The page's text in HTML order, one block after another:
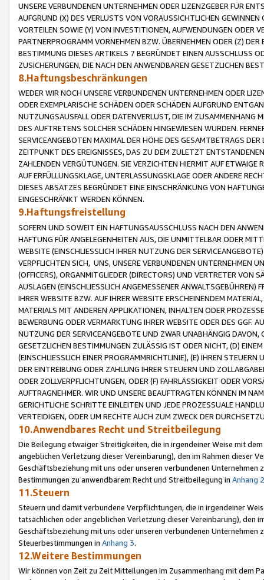
UNSERE VERBUNDENEN UNTERNEHMEN ODER LIZENZGEBER FÜR
AUFGRUND (X) DES VERLUSTS VON VORAUSSICHTLICHEN
VORTEILEN SOWIE (Y) VON INVESTITIONEN, AUFWENDUNGEN ODER
PARTNERPROGRAMM VORNEHMEN BZW. ÜBERNEHMEN ODER (Z)
BESTIMMUNG DIESES ARTIKELS 7 BEGRÜNDET EINEN AUSSCHLUSS
ZUSICHERUNGEN, DIE NACH DEN ANWENDBAREN GESETZLICHEN
8.Haftungsbeschränkungen
WEDER WIR NOCH UNSERE VERBUNDENEN UNTERNEHMEN ODER
ODER EXEMPLARISCHE SCHÄDEN ODER SCHÄDEN AUFGRUND
NUTZUNGSAUSFALL ODER DATENVERLUST, DIE IM ZUSAMMENHANG
DES AUFTRETENS SOLCHER SCHÄDEN HINGEWIESEN WURDEN.
SERVICEANGEBOTEN MAXIMAL DER HÖHE DES GESAMTBETRAGS
ZEITPUNKT DES EREIGNISSES, DAS ZU DEM ZULETZT
ZAHLENDEN VERGÜTUNGEN. SIE VERZICHTEN HIERMIT AUF
AUF ERFÜLLUNGSKLAGE, UNTERLASSUNGSKLAGE ODER ANDERE
DIESES ABSATZES BEGRÜNDET EINE EINSCHRÄNKUNG VON
EINGESCHRÄNKT WERDEN KÖNNEN.
9.Haftungsfreistellung
SOFERN UND SOWEIT EIN HAFTUNGSAUSSCHLUSS NACH DEN
HAFTUNG FÜR ANGELEGENHEITEN AUS, DIE UNMITTELBAR ODER
WEBSITE (EINSCHLIESSLICH IHRER NUTZUNG DER
VERPFLICHTEN SICH, UNS, UNSERE VERBUNDENEN UNTERNEHMEN
(OFFICERS), ORGANMITGLIEDER (DIRECTORS) UND VERTRETER VON
AUSLAGEN (EINSCHLIESSLICH ANGEMESSENER
IHRER WEBSITE BZW. AUF IHRER WEBSITE ERSCHEINENDEM
MATERIALS MIT ANDEREN APPLIKATIONEN, INHALTEN ODER
BEWERBUNG ODER VERMARKTUNG IHRER WEBSITE ODER DES GGF.
NUTZUNG DER SERVICEANGEBOTE UND ZWAR UNABHÄNGIG
GESETZLICHEN BESTIMMUNGEN ZULÄSSIG IST ODER NICHT, (D)
(EINSCHLIESSLICH EINER PROGRAMMRICHTLINIE), (E) IHREN
DER EINTREIBUNG ODER ZAHLUNG IHRER STEUERN UND
ODER ZOLLVERPFLICHTUNGEN, ODER (F) FAHRLÄSSIGKEIT ODER
AUFTRAGNEHMER. WIR UND UNSERE BEAUFTRAGTEN KÖNNEN IM
GERICHTLICHE SCHRITTE EINLEITEN UND JEDE PROZESSUALE
VERTEIDIGEN, ODER UM RECHTE AUCH ZUM ZWECK DER
10.Anwendbares Recht und Streitbeilegung
Die Beilegung etwaiger Streitigkeiten, die in irgendeiner Weise mit
angeblichen Verletzung dieser Vereinbarung), den im Rahmen dieser
Geschäftsbeziehung mit uns oder unseren verbundenen
Bestimmungen zu anwendbarem Recht und Streitbeilegung in Anhang 2
11.Steuern
Steuern und damit verbundene Verpflichtungen, die in irgendeiner
tatsächlichen oder angeblichen Verletzung dieser Vereinbarung), den
Geschäftsbeziehung mit uns oder unseren verbundenen
Steuerbestimmungen in Anhang 3.
12.Weitere Bestimmungen
Wir können von Zeit zu Zeit Mitteilungen im Zusammenhang mit dem